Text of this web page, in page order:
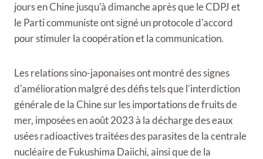
jours en Chine jusqu'à dimanche après que le CDPJ et
le Parti communiste ont signé un protocole d'accord
pour stimuler la coopération et la communication.
Les relations sino-japonaises ont montré des signes
d'amélioration malgré des défis tels que l'interdiction
générale de la Chine sur les importations de fruits de
mer, imposées en août 2023 à la décharge des eaux
usées radioactives traitées des parasites de la centrale
nucléaire de Fukushima Daiichi, ainsi que de la